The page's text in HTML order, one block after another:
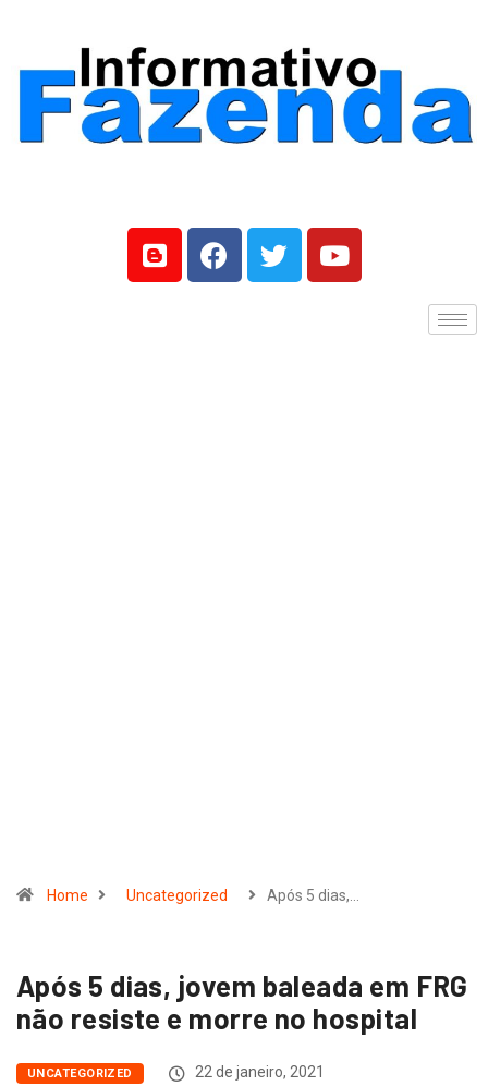
Home Uncategorized Após 5 dias,…
Após 5 dias, jovem baleada em FRG
não resiste e morre no hospital
UNCATEGORIZED
22 de janeiro, 2021